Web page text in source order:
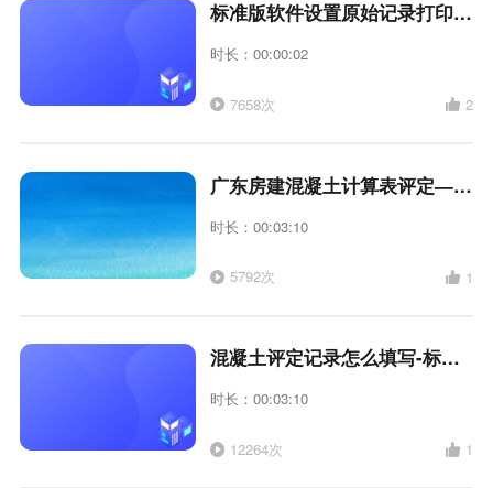
标准版软件设置原始记录打印验收内容
时长：00:00:02
7658次 2
广东房建混凝土计算表评定——标准版
时长：00:03:10
5792次 1
混凝土评定记录怎么填写-标准版
时长：00:03:10
12264次 1